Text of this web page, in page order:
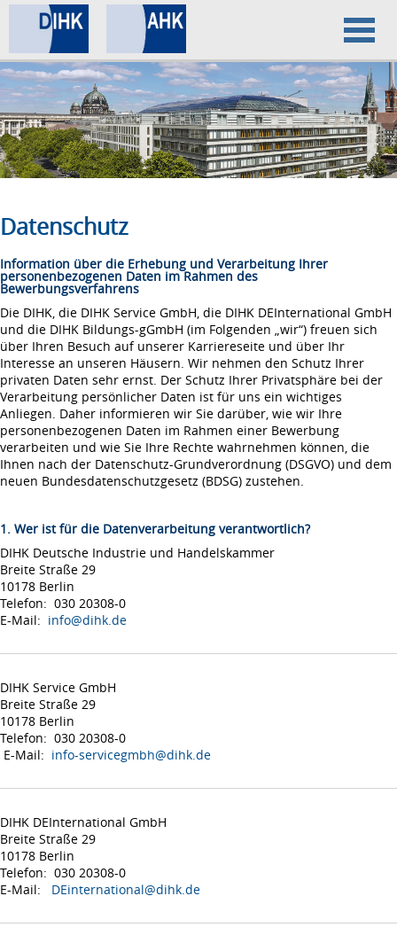
Home
Datenschutz
Impressum
Datenschutz
Information über die Erhebung und Verarbeitung Ihrer
personenbezogenen Daten im Rahmen des
Bewerbungsverfahrens
Die DIHK, die DIHK Service GmbH, die DIHK DEInternational GmbH
und die DIHK Bildungs-gGmbH (im Folgenden „wir“) freuen sich
über Ihren Besuch auf unserer Karriereseite und über Ihr
Interesse an unseren Häusern. Wir nehmen den Schutz Ihrer
privaten Daten sehr ernst. Der Schutz Ihrer Privatsphäre bei der
Verarbeitung persönlicher Daten ist für uns ein wichtiges
Anliegen. Daher informieren wir Sie darüber, wie wir Ihre
personenbezogenen Daten im Rahmen einer Bewerbung
verarbeiten und wie Sie Ihre Rechte wahrnehmen können, die
Ihnen nach der Datenschutz-Grundverordnung (DSGVO) und dem
neuen Bundesdatenschutzgesetz (BDSG) zustehen.
1. Wer ist für die Datenverarbeitung verantwortlich?
DIHK Deutsche Industrie und Handelskammer
Breite Straße 29
10178 Berlin
Telefon: 030 20308-0
E-Mail: info@dihk.de
DIHK Service GmbH
Breite Straße 29
10178 Berlin
Telefon: 030 20308-0
E-Mail: info-servicegmbh@dihk.de
DIHK DEInternational GmbH
Breite Straße 29
10178 Berlin
Telefon: 030 20308-0
E-Mail: DEinternational@dihk.de